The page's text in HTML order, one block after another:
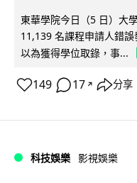
東華學院今日（5 日）大
11,139 名課程申請人錯
以為獲得學位取錄，事...
149 17 ↗ 分享
科技娛樂 影視娛樂